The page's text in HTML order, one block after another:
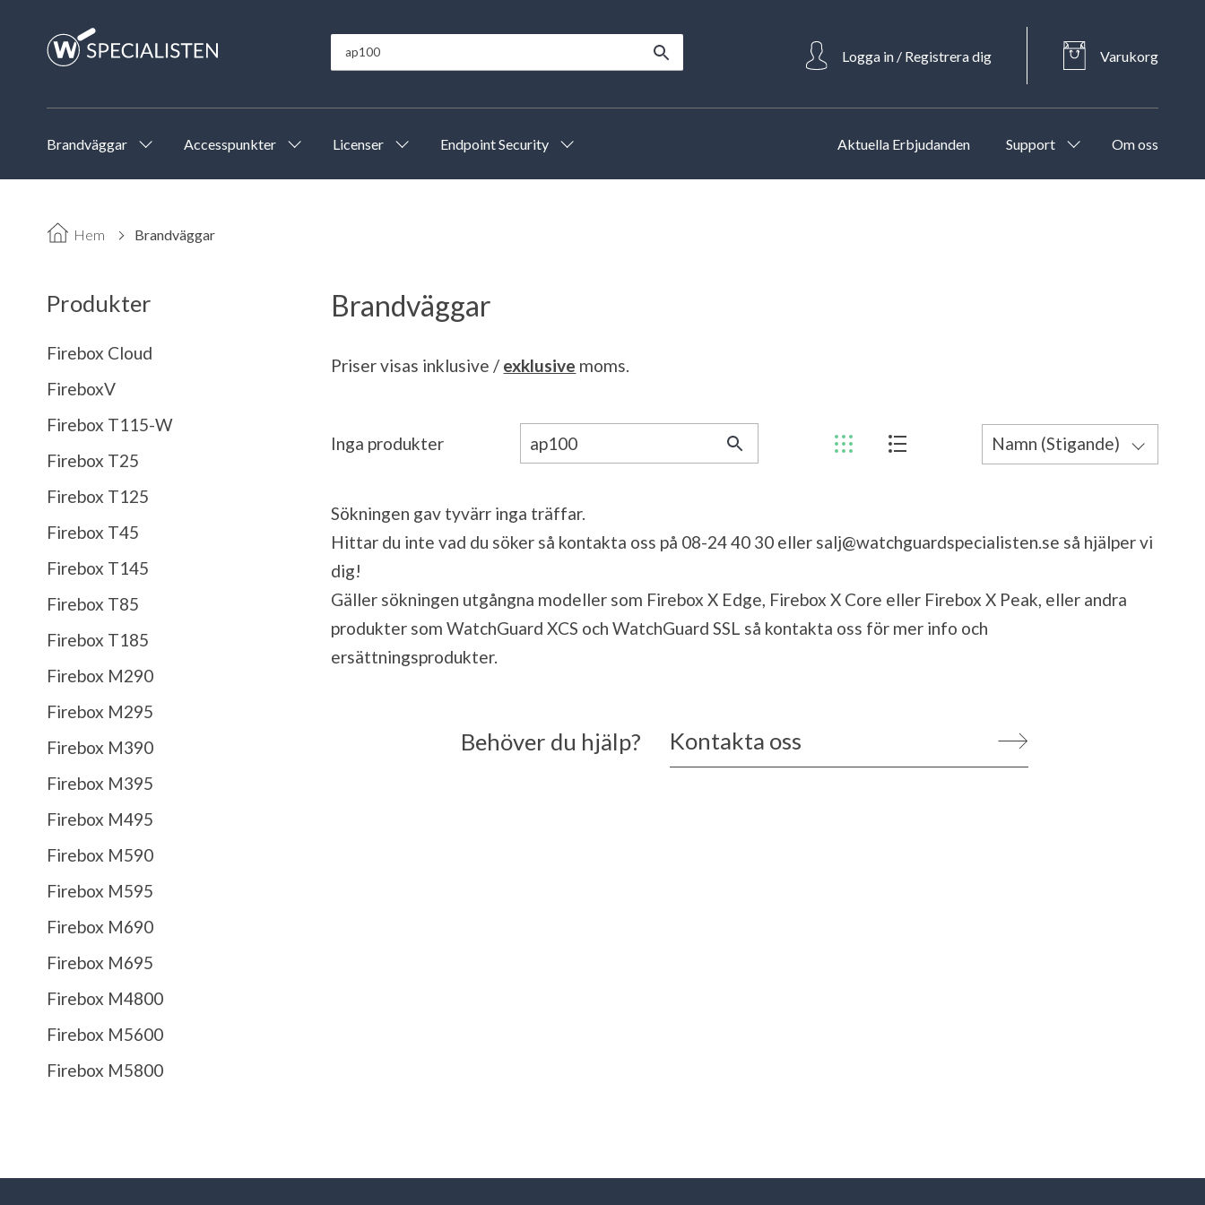
Logga in / Registrera dig Varukorg
Brandväggar Accesspunkter Licenser Endpoint Security Aktuella Erbjudanden Support Om oss
Hem Brandväggar
Produkter
Firebox Cloud
FireboxV
Firebox T115-W
Firebox T25
Firebox T125
Firebox T45
Firebox T145
Firebox T85
Firebox T185
Firebox M290
Firebox M295
Firebox M390
Firebox M395
Firebox M495
Firebox M590
Firebox M595
Firebox M690
Firebox M695
Firebox M4800
Firebox M5600
Firebox M5800
Brandväggar
Priser visas inklusive / exklusive moms.
Inga produkter
Namn (Stigande)
Sökningen gav tyvärr inga träffar.
Hittar du inte vad du söker så kontakta oss på 08-24 40 30 eller salj@watchguardspecialisten.se så hjälper vi
dig!
Gäller sökningen utgångna modeller som Firebox X Edge, Firebox X Core eller Firebox X Peak, eller andra
produkter som WatchGuard XCS och WatchGuard SSL så kontakta oss för mer info och
ersättningsprodukter.
Behöver du hjälp? Kontakta oss